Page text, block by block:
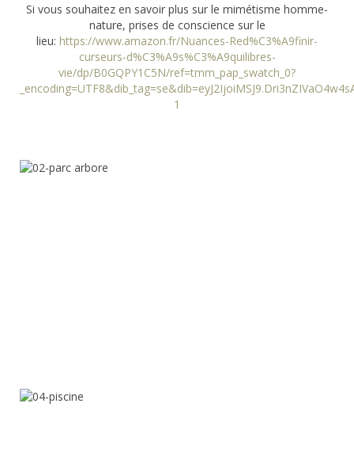
Si vous souhaitez en savoir plus sur le mimétisme homme-
nature, prises de conscience sur le
lieu: https://www.amazon.fr/Nuances-Red%C3%A9finir-
curseurs-d%C3%A9s%C3%A9quilibres-
vie/dp/B0GQPY1C5N/ref=tmm_pap_swatch_0?
1